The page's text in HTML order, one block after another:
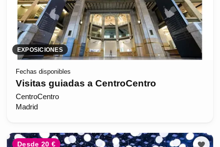
EXPOSICIONES
Fechas disponibles
Visitas guiadas a CentroCentro
CentroCentro
Madrid
Desde 20 €